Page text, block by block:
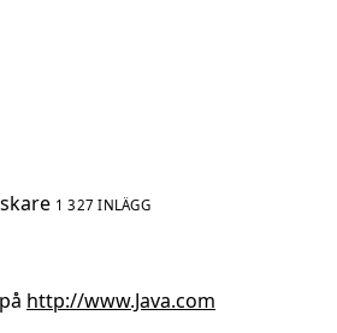
1 327 INLÄGG
http://www.Java.com